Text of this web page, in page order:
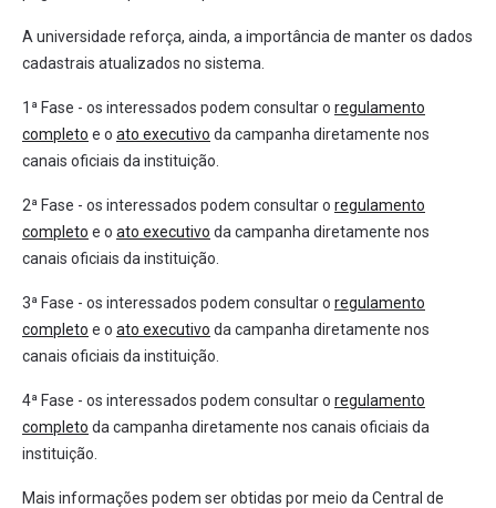
A universidade reforça, ainda, a importância de manter os dados
cadastrais atualizados no sistema.
1ª Fase - os interessados podem consultar o regulamento
completo e o ato executivo da campanha diretamente nos
canais oficiais da instituição.
2ª Fase - os interessados podem consultar o regulamento
completo e o ato executivo da campanha diretamente nos
canais oficiais da instituição.
3ª Fase - os interessados podem consultar o regulamento
completo e o ato executivo da campanha diretamente nos
canais oficiais da instituição.
4ª Fase - os interessados podem consultar o regulamento
completo da campanha diretamente nos canais oficiais da
instituição.
Mais informações podem ser obtidas por meio da Central de